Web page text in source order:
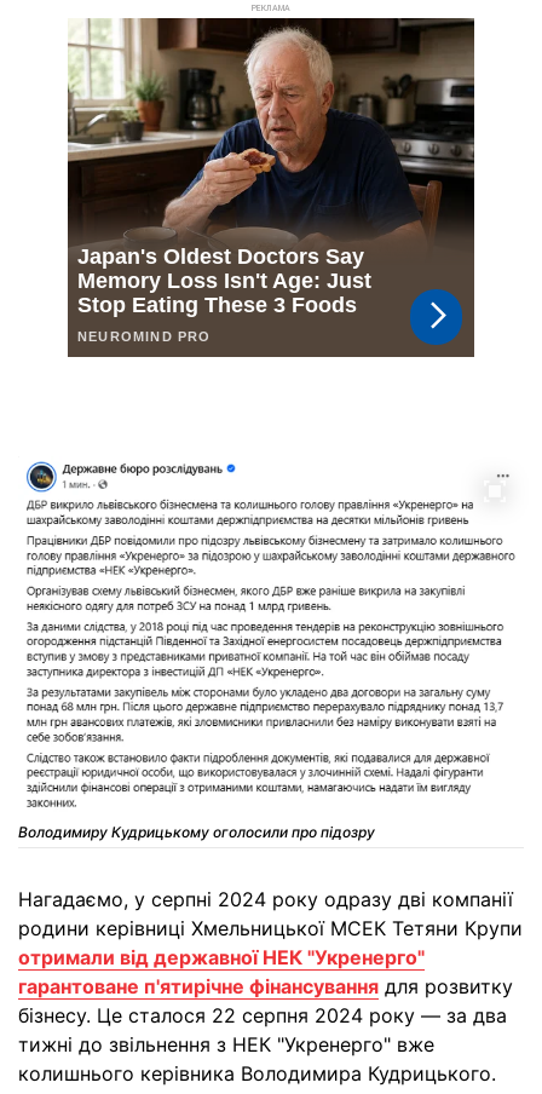
РЕКЛАМА
Володимиру Кудрицькому оголосили про підозру
Нагадаємо, у серпні 2024 року одразу дві компанії
родини керівниці Хмельницької МСЕК Тетяни Крупи
отримали від державної НЕК "Укренерго"
гарантоване п'ятирічне фінансування для розвитку
бізнесу. Це сталося 22 серпня 2024 року — за два
тижні до звільнення з НЕК "Укренерго" вже
колишнього керівника Володимира Кудрицького.